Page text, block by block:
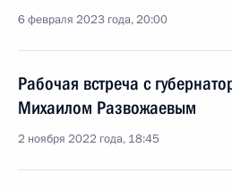
6 февраля 2023 года, 20:00
Рабочая встреча с
Михаилом Развожаевым
2 ноября 2022 года, 18:45